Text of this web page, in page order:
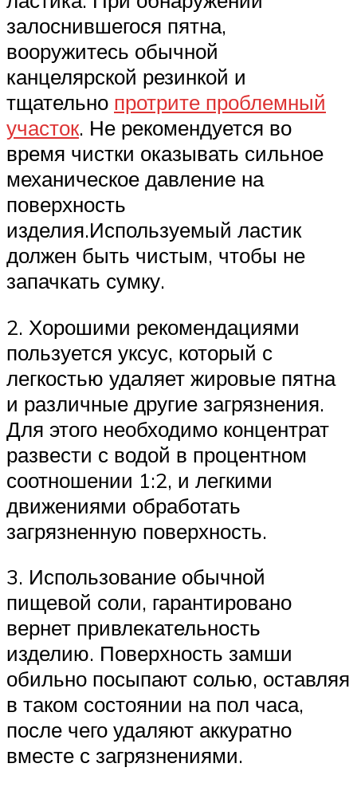
залоснившегося пятна,
вооружитесь обычной
канцелярской резинкой и
тщательно протрите проблемный
участок. Не рекомендуется во
время чистки оказывать сильное
механическое давление на
поверхность
изделия.Используемый ластик
должен быть чистым, чтобы не
запачкать сумку.
2. Хорошими рекомендациями
пользуется уксус, который с
легкостью удаляет жировые пятна
и различные другие загрязнения.
Для этого необходимо концентрат
развести с водой в процентном
соотношении 1:2, и легкими
движениями обработать
загрязненную поверхность.
3. Использование обычной
пищевой соли, гарантировано
вернет привлекательность
изделию. Поверхность замши
обильно посыпают солью, оставляя
в таком состоянии на пол часа,
после чего удаляют аккуратно
вместе с загрязнениями.